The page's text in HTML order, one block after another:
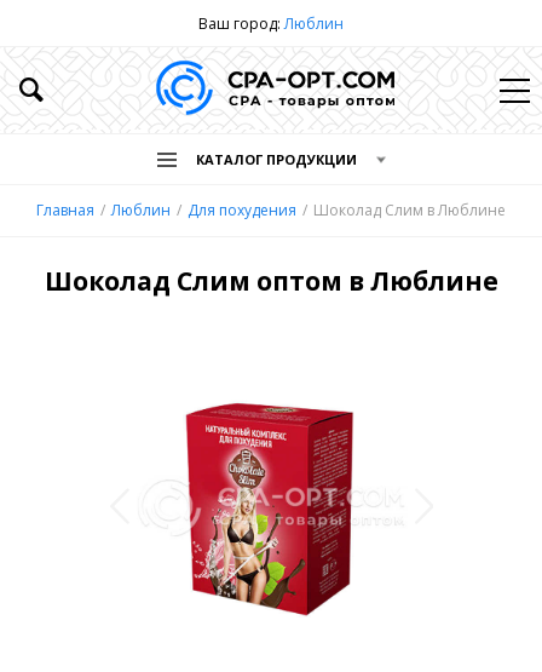
Ваш город:Люблин
КАТАЛОГ ПРОДУКЦИИ
Главная Люблин Для похудения Шоколад Слим в Люблине
Шоколад Слим оптом в Люблине